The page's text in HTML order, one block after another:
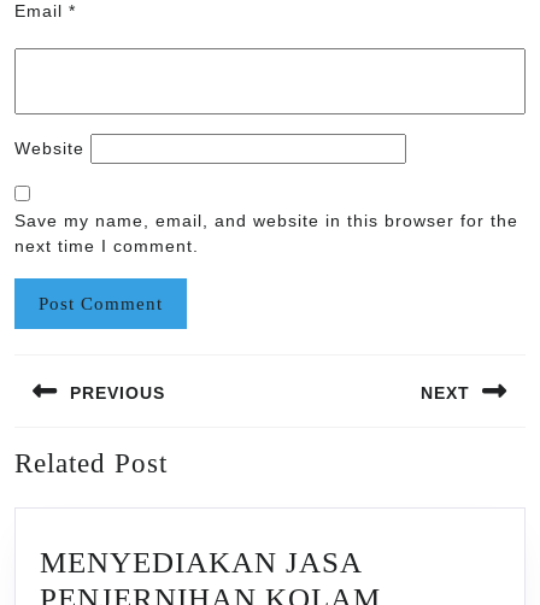
Email *
Website
Save my name, email, and website in this browser for the
next time I comment.
navigation
PREVIOUS
post:
NEXT
Related Post
MENYEDIAKAN JASA
PENJERNIHAN KOLAM